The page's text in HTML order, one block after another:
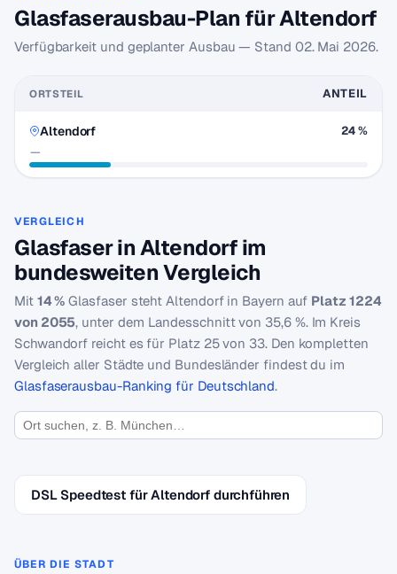
Glasfaserausbau-Plan für Altendorf
Verfügbarkeit und geplanter Ausbau — Stand 02. Mai 2026.
ORTSTEIL ANTEIL
Altendorf
—
24 %
VERGLEICH
Glasfaser in Altendorf im
bundesweiten Vergleich
Mit 14 % Glasfaser steht Altendorf in Bayern auf Platz 1224
von 2055, unter dem Landesschnitt von 35,6 %. Im Kreis
Schwandorf reicht es für Platz 25 von 33. Den kompletten
Vergleich aller Städte und Bundesländer findest du im
Glasfaserausbau-Ranking für Deutschland.
DSL Speedtest für Altendorf durchführen
ÜBER DIE STADT